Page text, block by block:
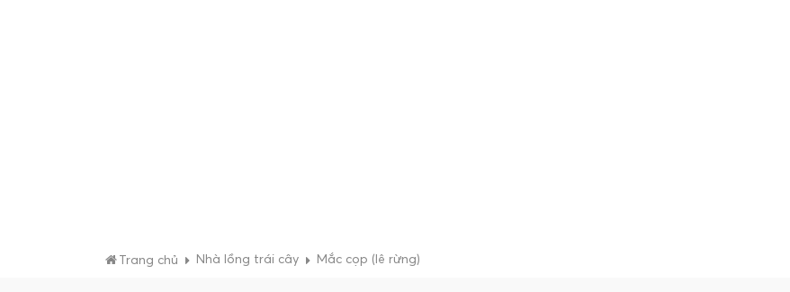
Trang chủ Nhà lồng trái cây Mắc cọp (lê rừng)